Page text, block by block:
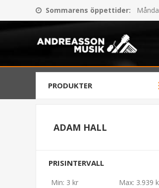
Sommarens öppettider:
PRODUKTER
ADAM HALL
PRISINTERVALL
Min: 3 kr Max: 3.939